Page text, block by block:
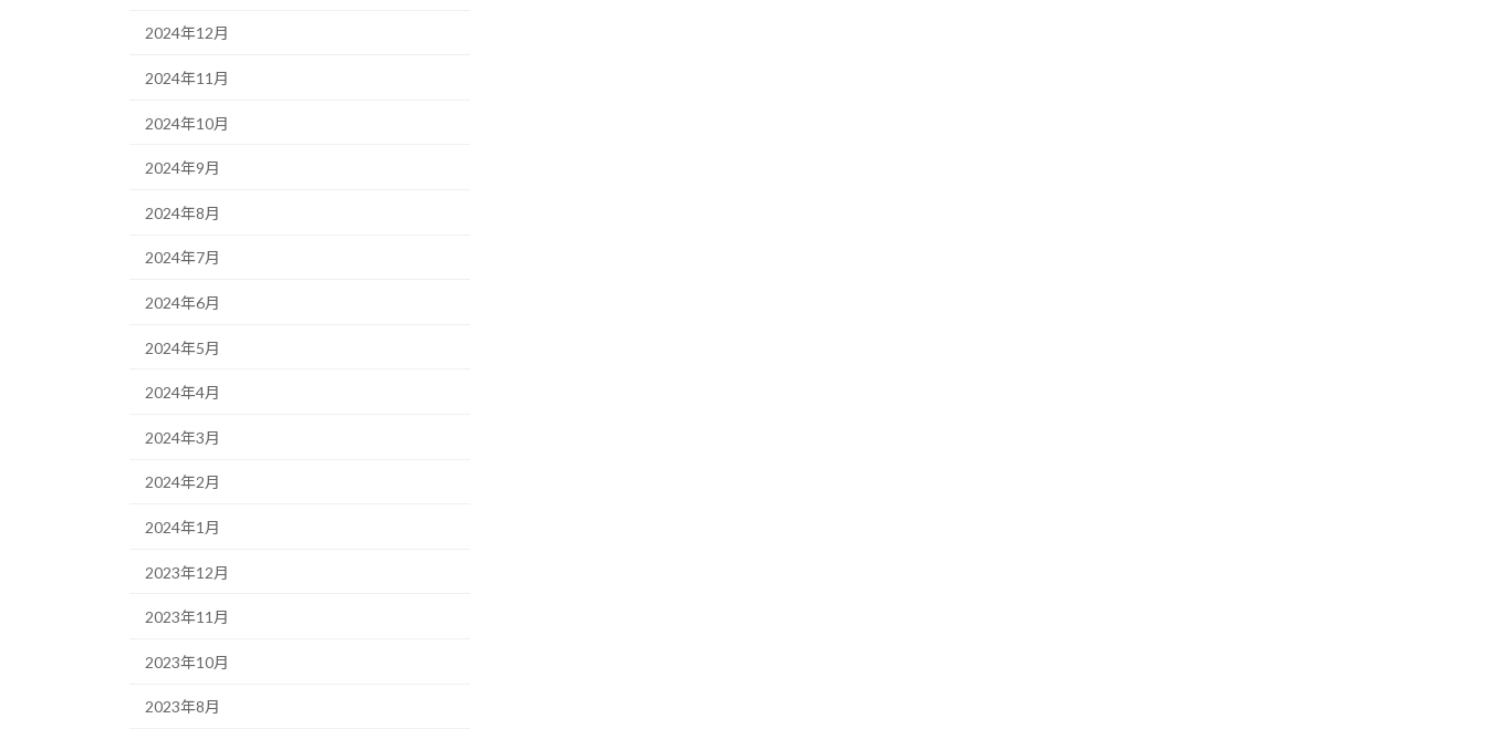
2024年12月
2024年11月
2024年10月
2024年9月
2024年8月
2024年7月
2024年6月
2024年5月
2024年4月
2024年3月
2024年2月
2024年1月
2023年12月
2023年11月
2023年10月
2023年8月